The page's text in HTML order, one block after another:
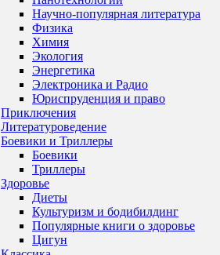
Научно-популярная литература
Физика
Химия
Экология
Энергетика
Электроника и Радио
Юриспруденция и право
Приключения
Литературоведение
Боевики и Триллеры
Боевики
Триллеры
Здоровье
Диеты
Культуризм и бодибилдинг
Популярные книги о здоровье
Цигун